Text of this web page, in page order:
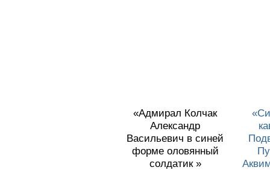
«Адмирал Колчак
Александр
Васильевич в синей
форме оловянный
солдатик »